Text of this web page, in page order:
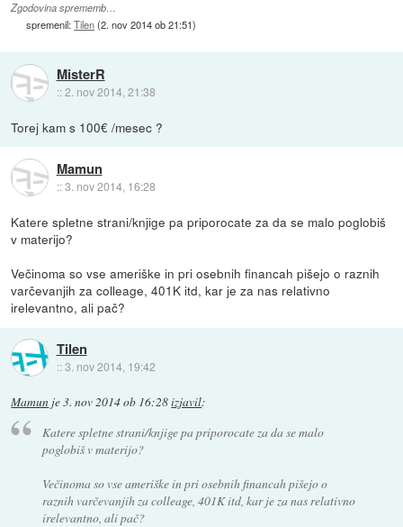
Zgodovina sprememb…
spremenil:Tilen(2. nov 2014 ob 21:51)
MisterR
::2. nov 2014, 21:38
Torej kam s 100€ /mesec ?
Mamun
::3. nov 2014, 16:28
Katere spletne strani/knjige pa priporocate za da se malo poglobiš
v materijo?
Večinoma so vse ameriške in pri osebnih financah pišejo o raznih
varčevanjih za colleage, 401K itd, kar je za nas relativno
irelevantno, ali pač?
Tilen
::3. nov 2014, 19:42
Mamun je3. nov 2014 ob 16:28izjavil:
Katere spletne strani/knjige pa priporocate za da se malo
poglobiš v materijo?
Večinoma so vse ameriške in pri osebnih financah pišejo o
raznih varčevanjih za colleage, 401K itd, kar je za nas relativno
irelevantno, ali pač?